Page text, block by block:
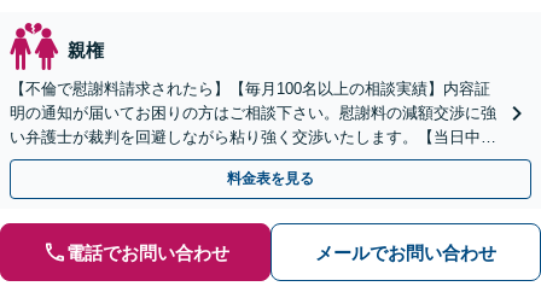
親権
【不倫で慰謝料請求されたら】【毎月100名以上の相談実績】内容証
明の通知が届いてお困りの方はご相談下さい。慰謝料の減額交渉に強
い弁護士が裁判を回避しながら粘り強く交渉いたします。【当日中の
相談可(予約制)】【全国対応】
料金表を見る
電話でお問い合わせ メールでお問い合わせ